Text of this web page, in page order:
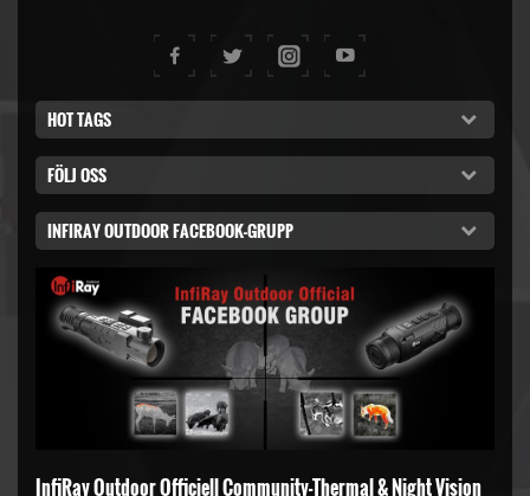
HOT TAGS
FÖLJ OSS
INFIRAY OUTDOOR FACEBOOK-GRUPP
InfiRay Outdoor Officiell Community-Thermal & Night Vision